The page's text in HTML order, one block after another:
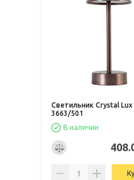
Светильник Crystal Lux
3663/501
В наличии